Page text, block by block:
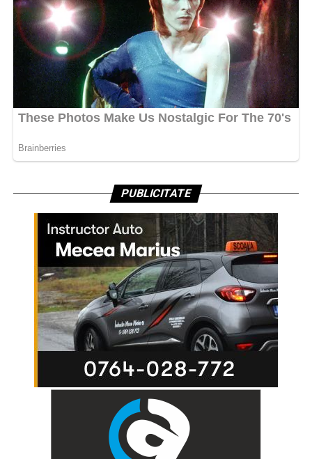
PUBLICITATE